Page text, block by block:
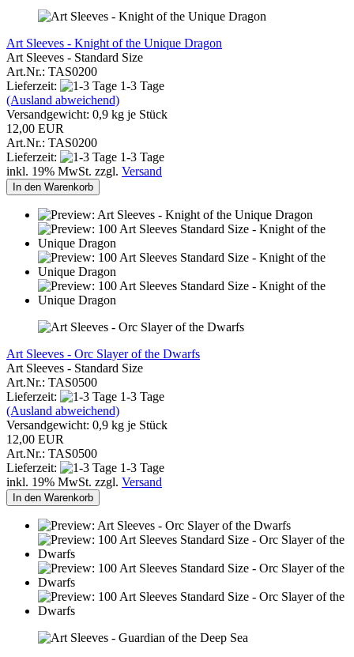
Art Sleeves - Knight of the Unique Dragon
Art Sleeves - Standard Size
Art.Nr.: TAS0200
Lieferzeit:
1-3 Tage
(Ausland abweichend)
Versandgewicht: 0,9 kg je Stück
12,00 EUR
Art.Nr.: TAS0200
Lieferzeit:
1-3 Tage
inkl. 19% MwSt. zzgl. Versand
In den Warenkorb
Art Sleeves - Orc Slayer of the Dwarfs
Art Sleeves - Standard Size
Art.Nr.: TAS0500
Lieferzeit:
1-3 Tage
(Ausland abweichend)
Versandgewicht: 0,9 kg je Stück
12,00 EUR
Art.Nr.: TAS0500
Lieferzeit:
1-3 Tage
inkl. 19% MwSt. zzgl. Versand
In den Warenkorb